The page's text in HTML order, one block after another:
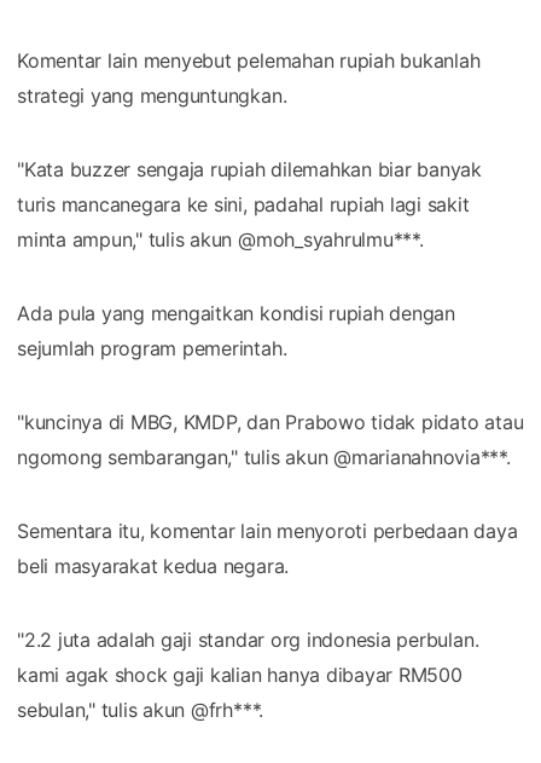
Komentar lain menyebut pelemahan rupiah bukanlah
strategi yang menguntungkan.
"Kata buzzer sengaja rupiah dilemahkan biar banyak
turis mancanegara ke sini, padahal rupiah lagi sakit
minta ampun," tulis akun @moh_syahrulmu***.
Ada pula yang mengaitkan kondisi rupiah dengan
sejumlah program pemerintah.
"kuncinya di MBG, KMDP, dan Prabowo tidak pidato atau
ngomong sembarangan," tulis akun @marianahnovia***.
Sementara itu, komentar lain menyoroti perbedaan daya
beli masyarakat kedua negara.
"2.2 juta adalah gaji standar org indonesia perbulan.
kami agak shock gaji kalian hanya dibayar RM500
sebulan," tulis akun @frh***.